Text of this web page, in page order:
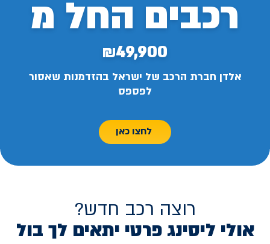
רכבים החל מ
₪49,900
אלדן חברת הרכב של ישראל בהזדמנות שאסור
לפספס
לחצו כאן
רוצה רכב חדש?
אולי ליסינג פרטי יתאים לך בול